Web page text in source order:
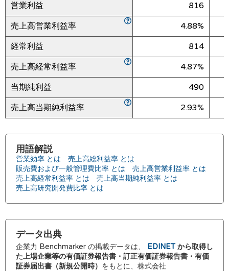
営業利益
816
売上高営業利益率
4.88%
経常利益
814
売上高経常利益率
4.87%
当期純利益
490
売上高当期純利益率
2.93%
用語解説
営業効率 とは
売上高総利益率 とは
販売費および一般管理費比率 とは
売上高営業利益率 とは
売上高経常利益率 とは
売上高当期純利益率 とは
売上高研究開発費比率 とは
データ出典
企業力 Benchmarker の掲載データは、 EDINETから取得し
た上場企業等の有価証券報告書・訂正有価証券報告書・有価
証券届出書（新規公開時） をもとに、株式会社